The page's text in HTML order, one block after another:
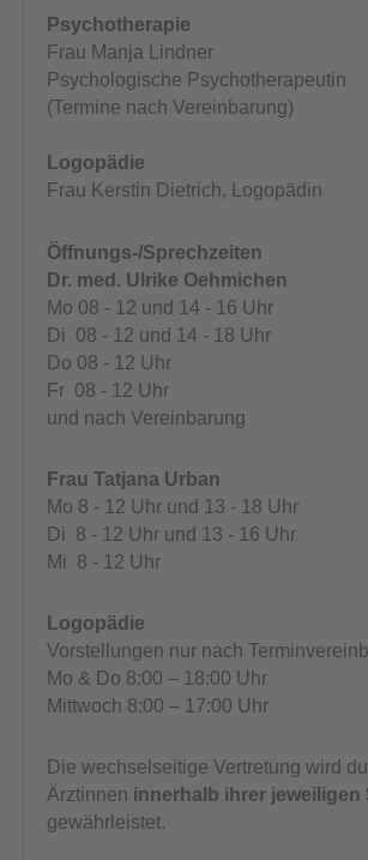
Psychotherapie
Frau Manja Lindner
Psychologische Psychotherapeutin
(Termine nach Vereinbarung)
Logopädie
Frau Kerstin Dietrich, Logopädin
Öffnungs-/Sprechzeiten
Dr. med. Ulrike Oehmichen
Mo 08 - 12 und 14 - 16 Uhr
Di 08 - 12 und 14 - 18 Uhr
Do 08 - 12 Uhr
Fr 08 - 12 Uhr
und nach Vereinbarung
Frau Tatjana Urban
Mo 8 - 12 Uhr und 13 - 18 Uhr
Di 8 - 12 Uhr und 13 - 16 Uhr
Mi 8 - 12 Uhr
Logopädie
Vorstellungen nur nach
Mo & Do 8:00 – 18:00 Uhr
Mittwoch 8:00 – 17:00 Uhr
Die wechselseitige Vertretung wird
Ärztinnen innerhalb ihrer jeweiligen
gewährleistet.